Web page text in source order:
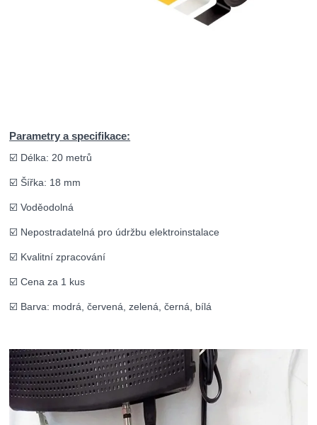
Parametry a specifikace:
☑️ Délka: 20 metrů
☑️ Šířka: 18 mm
☑️ Voděodolná
☑️ Nepostradatelná pro údržbu elektroinstalace
☑️ Kvalitní zpracování
☑️ Cena za 1 kus
☑️ Barva: modrá, červená, zelená, černá, bílá